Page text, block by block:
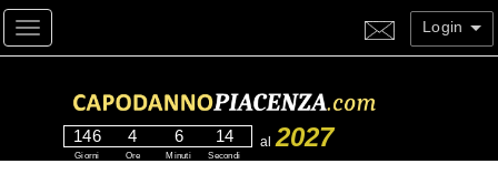
Toggle navigation Login
146
Giorni
4
Ore
6
Minuti
13
Secondi
al 2027